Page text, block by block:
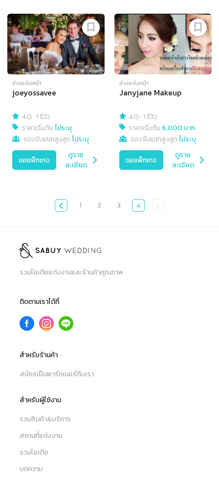
ช่างแต่งหน้า
joeyossavee
4.0 ·1 รีวิว
ราคาเริ่มต้นไม่ระบุ
รองรับแขกสูงสุดไม่ระบุ
ขอแพ็กเกจ
ดูราย
ละเอียด
ช่างแต่งหน้า
Janyjane Makeup
4.0 ·1 รีวิว
ราคาเริ่มต้น 6,000 บาท
รองรับแขกสูงสุดไม่ระบุ
ขอแพ็กเกจ
ดูราย
ละเอียด
1 2 3 4
รวมไอเดียแต่งงานและร้านค้าคุณภาพ
ติดตามเราได้ที่
สำหรับร้านค้า
สมัครเป็นพาร์ทเนอร์กับเรา
สำหรับผู้ใช้งาน
รวมสินค้า&บริการ
สถานที่แต่งงาน
รวมไอเดีย
บทความ